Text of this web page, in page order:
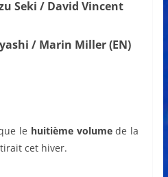
Seki / David Vincent
/ Marin Miller (EN)
le huitième volumede la
cet hiver.